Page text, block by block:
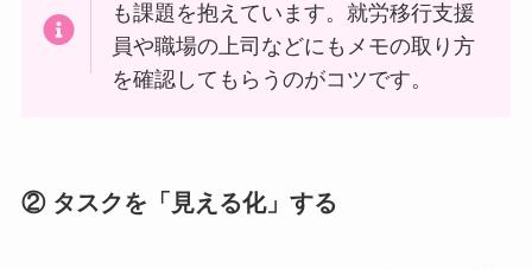
も課題を抱えています。就労移行支援
員や職場の上司などにもメモの取り方
を確認してもらうのがコツです。
② タスクを「見える化」する